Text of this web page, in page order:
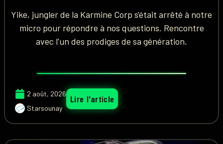
Yike, jungler de la Karmine Corp s'était arrêté à notre
micro pour répondre à nos questions. Rencontre
avec l'un des prodiges de sa génération.
2 août, 2026
Starsounay
Lire l'article